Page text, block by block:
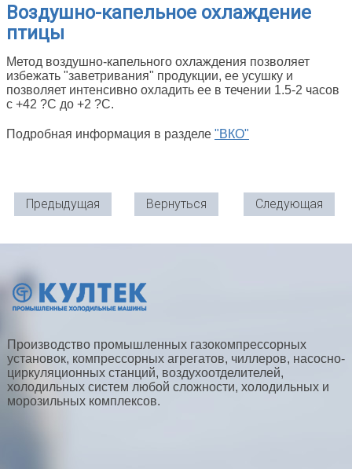
Воздушно-капельное охлаждение
птицы
Метод воздушно-капельного охлаждения позволяет
избежать "заветривания" продукции, ее усушку и
позволяет интенсивно охладить ее в течении 1.5-2 часов
с +42 ?С до +2 ?С.
Подробная информация в разделе "ВКО"
Предыдущая Вернуться Следующая
Производство промышленных газокомпрессорных
установок, компрессорных агрегатов, чиллеров, насосно-
циркуляционных станций, воздухоотделителей,
холодильных систем любой сложности, холодильных и
морозильных комплексов.